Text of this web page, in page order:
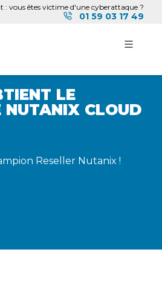
: vous êtes victime d'une cyberattaque ?
01 59 03 17 49
LE
NUTANIX CLOUD
Reseller Nutanix !